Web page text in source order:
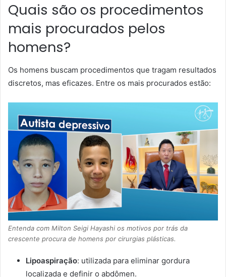
Quais são os procedimentos
mais procurados pelos
homens?
Os homens buscam procedimentos que tragam resultados
discretos, mas eficazes. Entre os mais procurados estão:
Entenda com Milton Seigi Hayashi os motivos por trás da
crescente procura de homens por cirurgias plásticas.
Lipoaspiração: utilizada para eliminar gordura
localizada e definir o abdômen.